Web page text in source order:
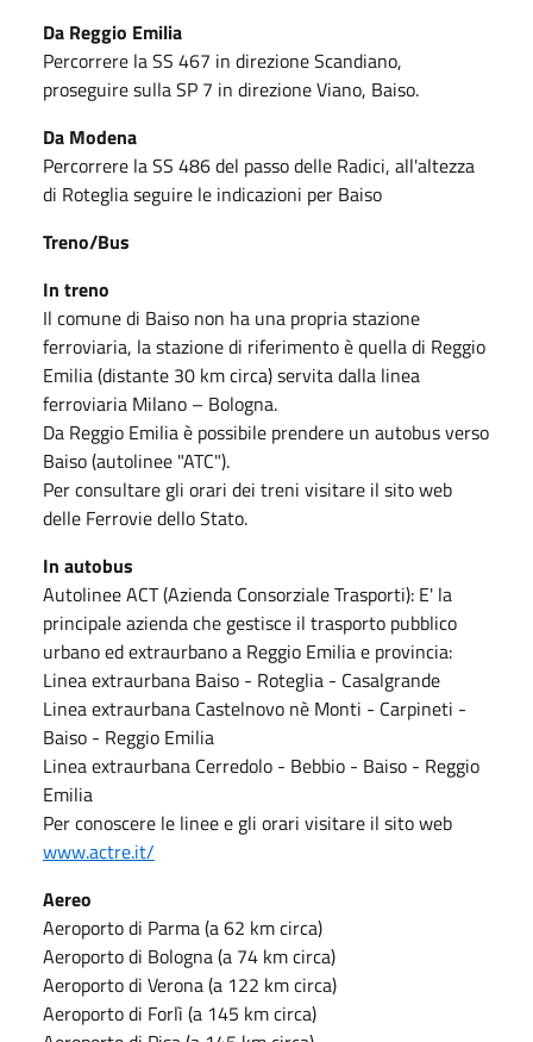
Da Reggio Emilia
Percorrere la SS 467 in direzione Scandiano,
proseguire sulla SP 7 in direzione Viano, Baiso.
Da Modena
Percorrere la SS 486 del passo delle Radici, all'altezza
di Roteglia seguire le indicazioni per Baiso
Treno/Bus
In treno
Il comune di Baiso non ha una propria stazione
ferroviaria, la stazione di riferimento è quella di Reggio
Emilia (distante 30 km circa) servita dalla linea
ferroviaria Milano – Bologna.
Da Reggio Emilia è possibile prendere un autobus verso
Baiso (autolinee "ATC").
Per consultare gli orari dei treni visitare il sito web
delle Ferrovie dello Stato.
In autobus
Autolinee ACT (Azienda Consorziale Trasporti): E' la
principale azienda che gestisce il trasporto pubblico
urbano ed extraurbano a Reggio Emilia e provincia:
Linea extraurbana Baiso - Roteglia - Casalgrande
Linea extraurbana Castelnovo nè Monti - Carpineti -
Baiso - Reggio Emilia
Linea extraurbana Cerredolo - Bebbio - Baiso - Reggio
Emilia
Per conoscere le linee e gli orari visitare il sito web
www.actre.it/
Aereo
Aeroporto di Parma (a 62 km circa)
Aeroporto di Bologna (a 74 km circa)
Aeroporto di Verona (a 122 km circa)
Aeroporto di Forlì (a 145 km circa)